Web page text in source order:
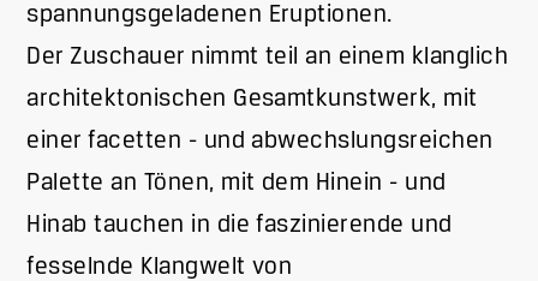
spannungsgeladenen Eruptionen.
Der Zuschauer nimmt teil an einem klanglich
architektonischen Gesamtkunstwerk, mit
einer facetten - und abwechslungsreichen
Palette an Tönen, mit dem Hinein - und
Hinab tauchen in die faszinierende und
fesselnde Klangwelt von